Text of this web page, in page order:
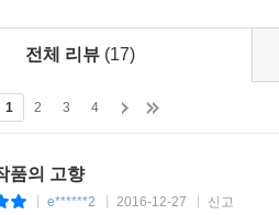
전체 리뷰 (17)
1 2 3 4
품의 고향
e******2 2016-12-27 신고